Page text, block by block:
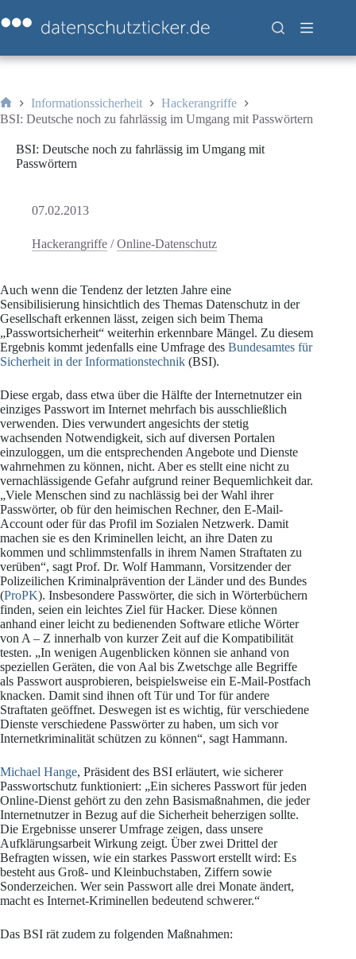
Inhalt
springen
Start
Informationssicherheit
Hackerangriffe
BSI: Deutsche noch zu fahrlässig im Umgang mit Passwörtern
BSI: Deutsche noch zu fahrlässig im Umgang mit
Passwörtern
07.02.2013
Hackerangriffe /Online-Datenschutz
Auch wenn die Tendenz der letzten Jahre eine
Sensibilisierung hinsichtlich des Themas Datenschutz in der
Gesellschaft erkennen lässt, zeigen sich beim Thema
„Passwortsicherheit“ weiterhin erkennbare Mängel. Zu diesem
Ergebnis kommt jedenfalls eine Umfrage des Bundesamtes für
Sicherheit in der Informationstechnik (BSI).
Diese ergab, dass etwa über die Hälfte der Internetnutzer ein
einziges Passwort im Internet mehrfach bis ausschließlich
verwenden. Dies verwundert angesichts der stetig
wachsenden Notwendigkeit, sich auf diversen Portalen
einzuloggen, um die entsprechenden Angebote und Dienste
wahrnehmen zu können, nicht. Aber es stellt eine nicht zu
vernachlässigende Gefahr aufgrund reiner Bequemlichkeit dar.
„Viele Menschen sind zu nachlässig bei der Wahl ihrer
Passwörter, ob für den heimischen Rechner, den E-Mail-
Account oder für das Profil im Sozialen Netzwerk. Damit
machen sie es den Kriminellen leicht, an ihre Daten zu
kommen und schlimmstenfalls in ihrem Namen Straftaten zu
verüben“, sagt Prof. Dr. Wolf Hammann, Vorsitzender der
Polizeilichen Kriminalprävention der Länder und des Bundes
(ProPK). Insbesondere Passwörter, die sich in Wörterbüchern
finden, seien ein leichtes Ziel für Hacker. Diese können
anhand einer leicht zu bedienenden Software etliche Wörter
von A – Z innerhalb von kurzer Zeit auf die Kompatibilität
testen. „In wenigen Augenblicken können sie anhand von
speziellen Geräten, die von Aal bis Zwetschge alle Begriffe
als Passwort ausprobieren, beispielsweise ein E-Mail-Postfach
knacken. Damit sind ihnen oft Tür und Tor für andere
Straftaten geöffnet. Deswegen ist es wichtig, für verschiedene
Dienste verschiedene Passwörter zu haben, um sich vor
Internetkriminalität schützen zu können“, sagt Hammann.
Michael Hange, Präsident des BSI erläutert, wie sicherer
Passwortschutz funktioniert: „Ein sicheres Passwort für jeden
Online-Dienst gehört zu den zehn Basismaßnahmen, die jeder
Internetnutzer in Bezug auf die Sicherheit beherzigen sollte.
Die Ergebnisse unserer Umfrage zeigen, dass unsere
Aufklärungsarbeit Wirkung zeigt. Über zwei Drittel der
Befragten wissen, wie ein starkes Passwort erstellt wird: Es
besteht aus Groß- und Kleinbuchstaben, Ziffern sowie
Sonderzeichen. Wer sein Passwort alle drei Monate ändert,
macht es Internet-Kriminellen bedeutend schwerer.“
Das BSI rät zudem zu folgenden Maßnahmen: